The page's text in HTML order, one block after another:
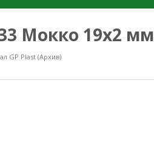
Мокко 19x2 мм
GP Plast (Архив)